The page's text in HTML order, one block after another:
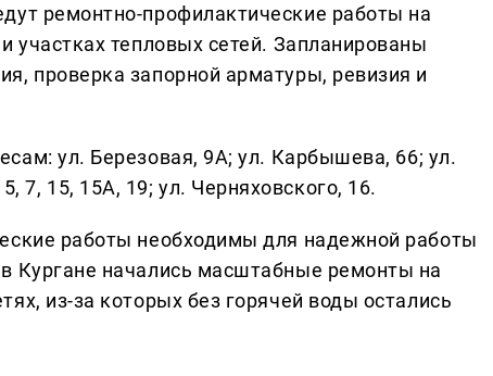
ремонтно-профилактические работы на
участках тепловых сетей. Запланированы
проверка запорной арматуры, ревизия и
ул. Березовая, 9А; ул. Карбышева, 66; ул.
7, 15, 15А, 19; ул. Черняховского, 16.
работы необходимы для надежной работы
Кургане начались масштабные ремонты на
из-за которых без горячей воды остались